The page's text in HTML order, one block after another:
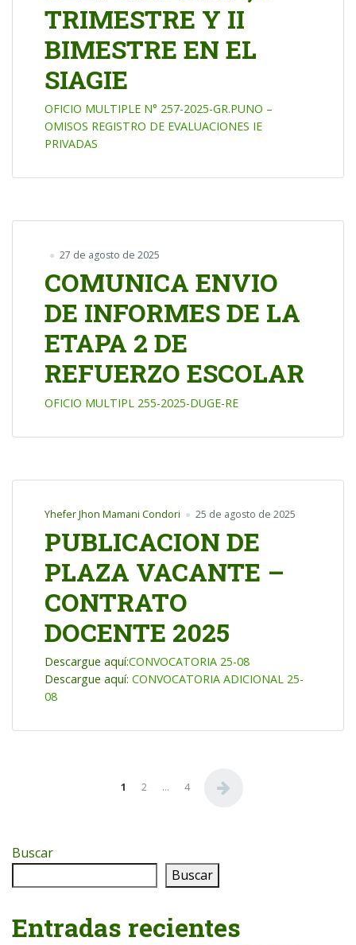
TRIMESTRE Y II
BIMESTRE EN EL
SIAGIE
OFICIO MULTIPLE N° 257-2025-GR.PUNO –
OMISOS REGISTRO DE EVALUACIONES IE
PRIVADAS
27 de agosto de 2025
COMUNICA ENVIO
DE INFORMES DE LA
ETAPA 2 DE
REFUERZO ESCOLAR
OFICIO MULTIPL 255-2025-DUGE-RE
Yhefer Jhon Mamani Condori 25 de agosto de 2025
PUBLICACION DE
PLAZA VACANTE –
CONTRATO
DOCENTE 2025
Descargue aquí:CONVOCATORIA 25-08
Descargue aquí: CONVOCATORIA ADICIONAL 25-
08
Paginación de entradas
1 2 … 4
Buscar
Buscar
Entradas recientes